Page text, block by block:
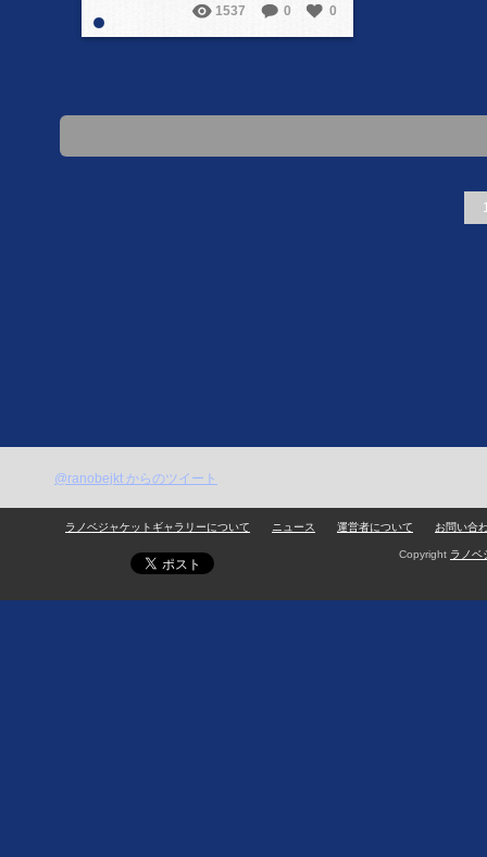
1537 0 0
@ranobejkt からのツイート
ラノベジャケットギャラリーについて ニュース 運営者について お問い合
Copyright ラノベ